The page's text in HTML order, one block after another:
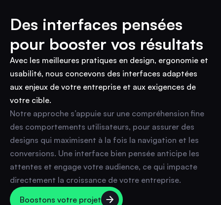
Des interfaces pensées
pour booster vos résultats
Avec les meilleures pratiques en design, ergonomie et
usabilité, nous concevons des interfaces adaptées
aux enjeux de votre entreprise et aux exigences de
votre cible.
Notre approche s’appuie sur une compréhension fine
des comportements utilisateurs, pour assurer des
designs qui maximisent à la fois la navigation et les
conversions. Une interface bien pensée anticipe les
attentes et engage votre audience, ce qui impacte
directement la croissance de votre entreprise.
Boostons votre projet